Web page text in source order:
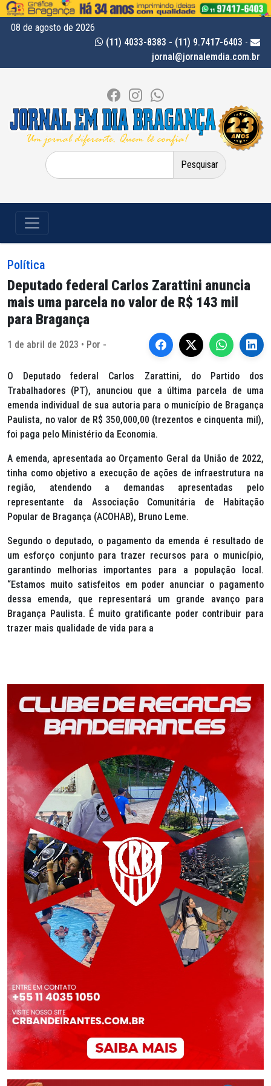
08 de agosto de 2026
(11) 4033-8383 - (11) 9.7417-6403 -
jornal@jornalemdia.com.br
Pesquisar
por:
Política
Deputado federal Carlos Zarattini anuncia
mais uma parcela no valor de R$ 143 mil
para Bragança
1 de abril de 2023 • Por -
O Deputado federal Carlos Zarattini, do Partido dos
Trabalhadores (PT), anunciou que a última parcela de uma
emenda individual de sua autoria para o município de Bragança
Paulista, no valor de R$ 350,000,00 (trezentos e cinquenta mil),
foi paga pelo Ministério da Economia.
A emenda, apresentada ao Orçamento Geral da União de 2022,
tinha como objetivo a execução de ações de infraestrutura na
região, atendendo a demandas apresentadas pelo
representante da Associação Comunitária de Habitação
Popular de Bragança (ACOHAB), Bruno Leme.
Segundo o deputado, o pagamento da emenda é resultado de
um esforço conjunto para trazer recursos para o município,
garantindo melhorias importantes para a população local.
“Estamos muito satisfeitos em poder anunciar o pagamento
dessa emenda, que representará um grande avanço para
Bragança Paulista. É muito gratificante poder contribuir para
trazer mais qualidade de vida para a